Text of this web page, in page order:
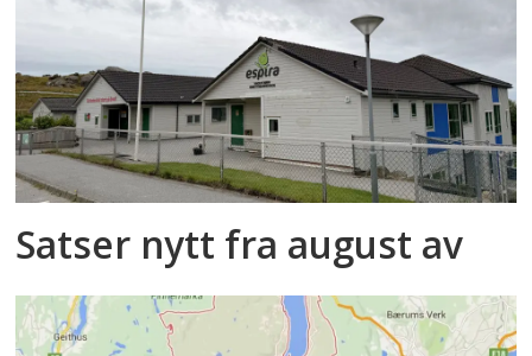
Satser nytt fra august av